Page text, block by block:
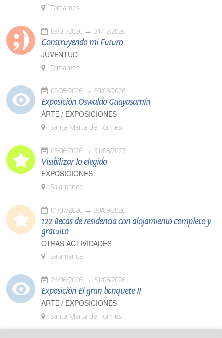
Tamames
09/01/2026 31/12/2026
Construyendo mi Futuro
JUVENTUD
Tamames
08/05/2026 30/08/2026
Exposición Oswaldo Guayasamín
ARTE / EXPOSICIONES
Santa Marta de Tormes
05/06/2026 31/03/2027
Visibilizar lo elegido
EXPOSICIONES
Salamanca
01/07/2026 30/09/2026
122 Becas de residencia con alojamiento completo y
gratuito
OTRAS ACTIVIDADES
Salamanca
26/06/2026 31/08/2026
Exposición El gran banquete II
ARTE / EXPOSICIONES
Santa Marta de Tormes